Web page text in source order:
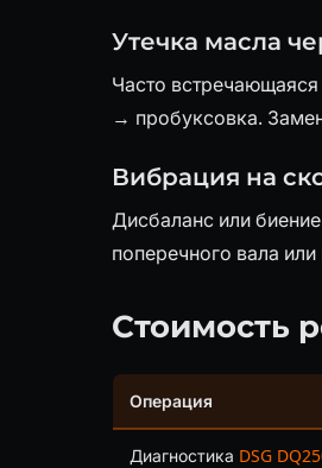
Утечка масла
Часто
→ пробуксовка.
Вибрация на
Дисбаланс или
поперечного вала
Стоимость
Операция
Диагностика DSG